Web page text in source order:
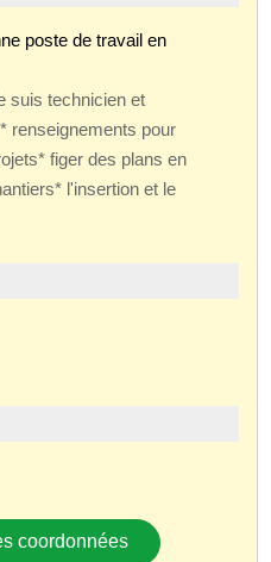
poste de travail en
suis technicien et
renseignements pour
figer des plans en
l'insertion et le
coordonnées